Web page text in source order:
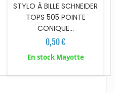
STYLO À BILLE SCHNEIDER
TOPS 505 POINTE
CONIQUE...
0,50 €
En stock Mayotte